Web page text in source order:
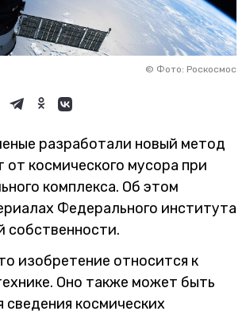
© Фото: Роскосмос
разработали новый метод
от космического мусора при
комплекса. Об этом
Федерального института
собственности.
изобретение относится к
Оно также может быть
сведения космических